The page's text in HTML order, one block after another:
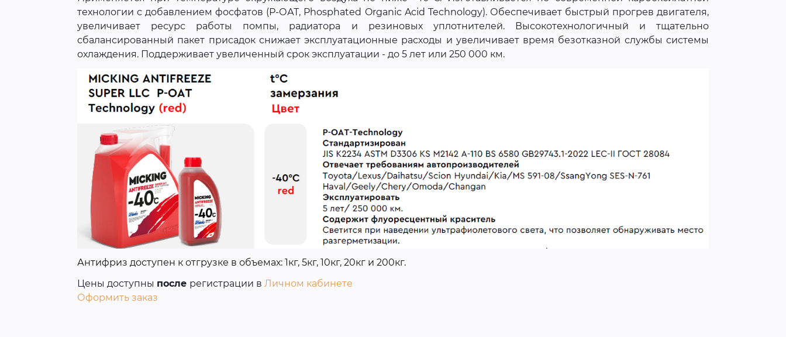
технологии с добавлением фосфатов (Р-ОАТ, Phosphated Organic Acid Technology). Обеспечивает быстрый прогрев двигателя,
увеличивает ресурс работы помпы, радиатора и резиновых уплотнителей. Высокотехнологичный и тщательно
сбалансированный пакет присадок снижает эксплуатационные расходы и увеличивает время безотказной службы системы
охлаждения. Поддерживает увеличенный срок эксплуатации - до 5 лет или 250 000 км.
Антифриз доступен к отгрузке в объемах: 1кг, 5кг, 10кг, 20кг и 200кг.
Цены доступны после регистрации в Личном кабинете
Оформить заказ